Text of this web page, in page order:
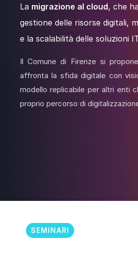
La migrazione al cloud, che
gestione delle risorse digitali,
e la scalabilità delle soluzioni
Il Comune di Firenze si
affronta la sfida digitale con
modello replicabile per altri enti
proprio percorso di
SEMINARI